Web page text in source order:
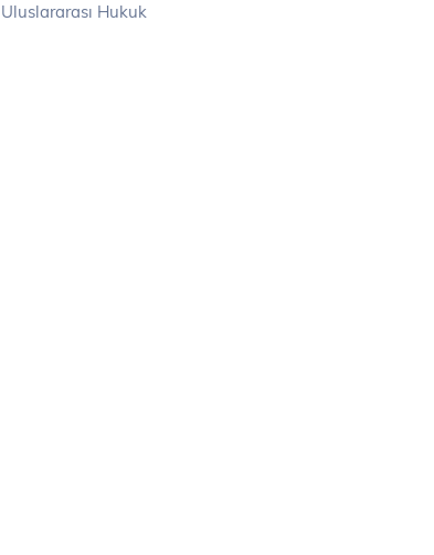
Uluslararası Hukuk